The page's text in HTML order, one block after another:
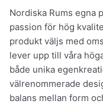
Nordiska Rums egna
passion för hög
produkt väljs med
lever upp till våra
både unika
välrenommerade
balans mellan form